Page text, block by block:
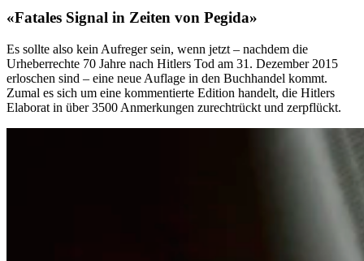
«Fatales Signal in Zeiten von Pegida»
Es sollte also kein Aufreger sein, wenn jetzt – nachdem die
Urheberrechte 70 Jahre nach Hitlers Tod am 31. Dezember 2015
erloschen sind – eine neue Auflage in den Buchhandel kommt.
Zumal es sich um eine kommentierte Edition handelt, die Hitlers
Elaborat in über 3500 Anmerkungen zurechtrückt und zerpflückt.